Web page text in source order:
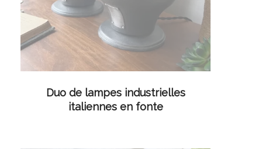
LIRE LA SUITE
Duo de lampes industrielles
italiennes en fonte